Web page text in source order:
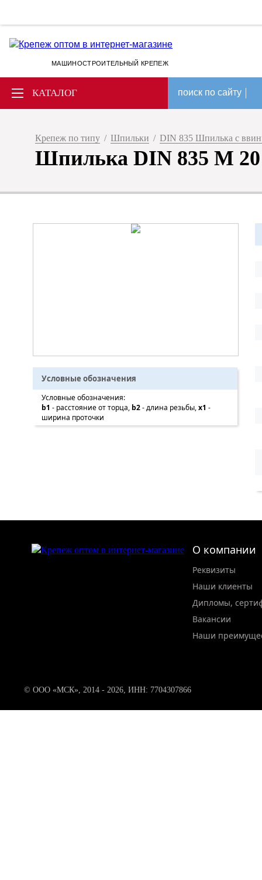
МАШИНОСТРОИТЕЛЬНЫЙ КРЕПЕЖ
КАТАЛОГ поиск по сайту
Крепеж по типу / Шпильки / DIN 835 Шпилька с
Шпилька DIN 835 M 20
Условные обозначения
Условные обозначения:
b1 - расстояние от торца, b2- длина резьбы,x1 -
ширина проточки
О компании
Реквизиты
Наши клиенты
Дипломы,
Вакансии
Наши
© ООО «МСК», 2014 - 2026, ИНН: 7704307866